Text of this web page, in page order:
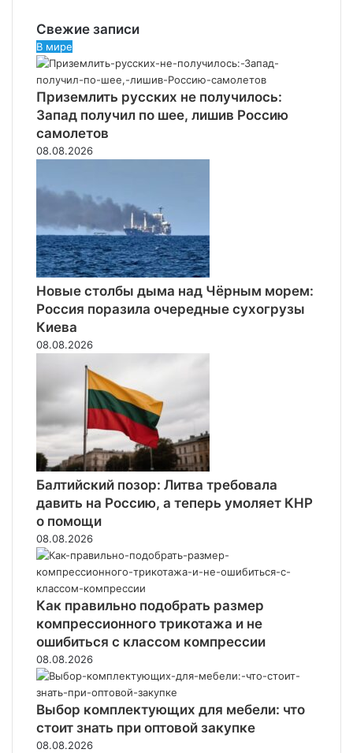
Свежие записи
В мире
Приземлить русских не получилось:
Запад получил по шее, лишив Россию
самолетов
08.08.2026
Новые столбы дыма над Чёрным морем:
Россия поразила очередные сухогрузы
Киева
08.08.2026
Балтийский позор: Литва требовала
давить на Россию, а теперь умоляет КНР
о помощи
08.08.2026
Как правильно подобрать размер
компрессионного трикотажа и не
ошибиться с классом компрессии
08.08.2026
Выбор комплектующих для мебели: что
стоит знать при оптовой закупке
08.08.2026